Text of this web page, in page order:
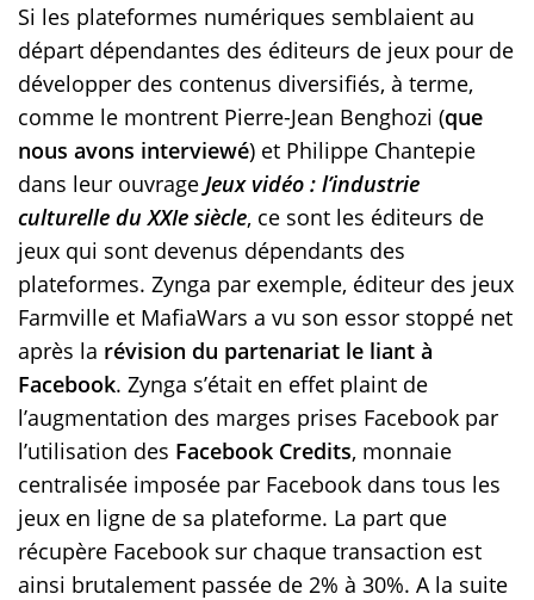
Si les plateformes numériques semblaient au
départ dépendantes des éditeurs de jeux pour de
développer des contenus diversifiés, à terme,
comme le montrent Pierre-Jean Benghozi (que
nous avons interviewé) et Philippe Chantepie
dans leur ouvrage Jeux vidéo : l’industrie
culturelle du XXIe siècle, ce sont les éditeurs de
jeux qui sont devenus dépendants des
plateformes. Zynga par exemple, éditeur des jeux
Farmville et MafiaWars a vu son essor stoppé net
après la révision du partenariat le liant à
Facebook. Zynga s’était en effet plaint de
l’augmentation des marges prises Facebook par
l’utilisation des Facebook Credits, monnaie
centralisée imposée par Facebook dans tous les
jeux en ligne de sa plateforme. La part que
récupère Facebook sur chaque transaction est
ainsi brutalement passée de 2% à 30%. A la suite